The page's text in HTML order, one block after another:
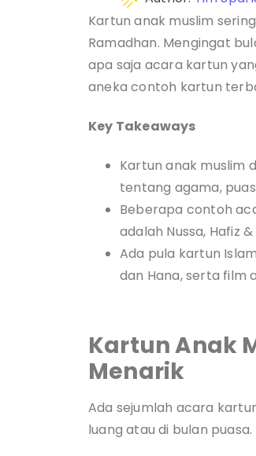
Kartun anak muslim
Ramadhan. Mengingat
apa saja acara kartun
aneka contoh kartun
Key Takeaways
Kartun anak muslim
tentang agama,
Beberapa contoh
adalah Nussa, Hafiz
Ada pula kartun
dan Hana, serta film
Kartun Anak
Menarik
Ada sejumlah acara
luang atau di bulan